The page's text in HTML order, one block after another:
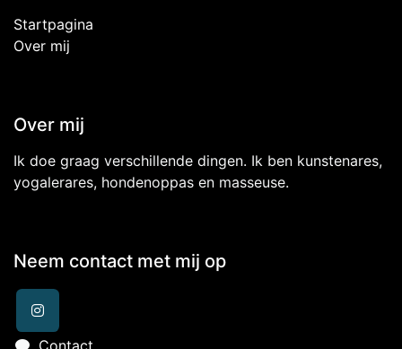
Startpagina
Over mij
Over mij
Ik doe graag verschillende dingen. Ik ben kunstenares,
yogalerares, hondenoppas en masseuse.
Neem contact met mij op